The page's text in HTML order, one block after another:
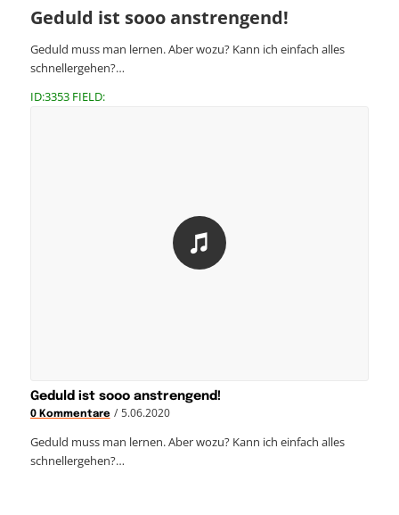
Geduld ist sooo anstrengend!
Geduld muss man lernen. Aber wozu? Kann ich einfach alles
schnellergehen?…
ID:3353 FIELD:
Geduld ist sooo anstrengend!
0 Kommentare / 5.06.2020
Geduld muss man lernen. Aber wozu? Kann ich einfach alles
schnellergehen?…